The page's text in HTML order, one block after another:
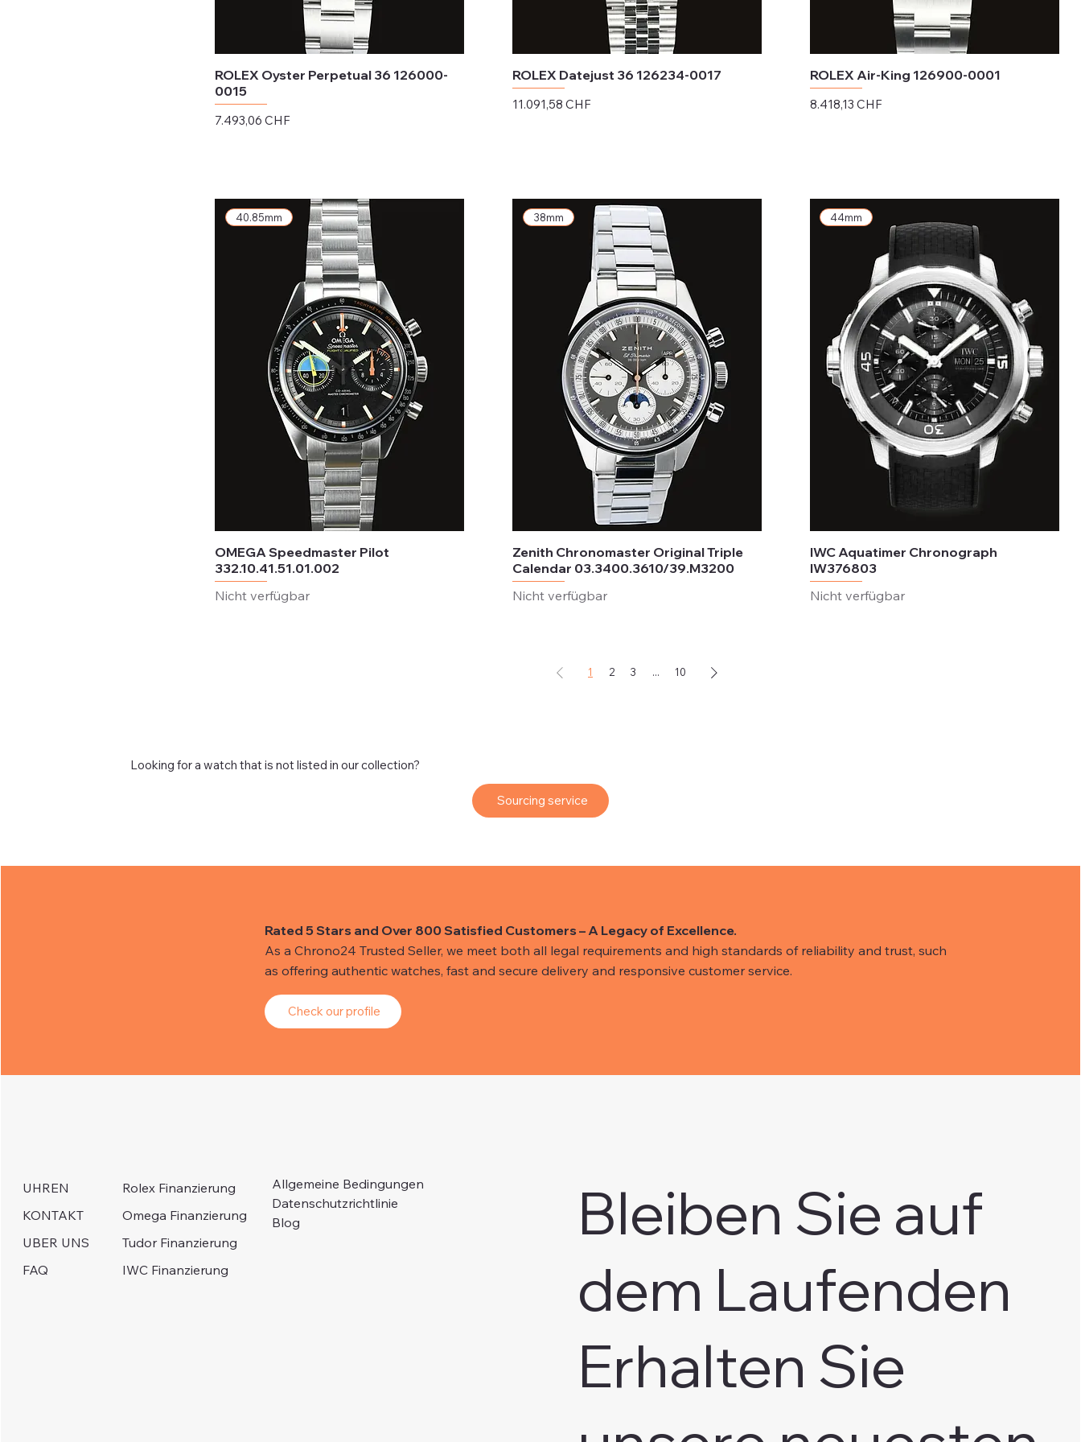
Looking for a watch that is not listed in our collection?
Sourcing service
ROLEX Oyster Perpetual 36 126000-
0015
Preis
7.493,06 CHF
ROLEX Datejust 36 126234-0017
Preis
11.091,58 CHF
ROLEX Air-King 126900-0001
Preis
8.418,13 CHF
40.85mm
OMEGA Speedmaster Pilot
332.10.41.51.01.002
Nicht verfügbar
38mm
Zenith Chronomaster Original Triple
Calendar 03.3400.3610/39.M3200
Nicht verfügbar
44mm
IWC Aquatimer Chronograph
IW376803
Nicht verfügbar
1 2 3 ... 10
Rated 5 Stars and Over 800 Satisfied Customers – A Legacy of Excellence.
As a Chrono24 Trusted Seller, we meet both all legal requirements and high standards of reliability and trust, such
as offering authentic watches, fast and secure delivery and responsive customer service.
Check our profile
UHREN
KONTAKT
UBER UNS
FAQ
Rolex Finanzierung
Omega Finanzierung
Tudor Finanzierung
IWC Finanzierung
Allgemeine Bedingungen
Datenschutzrichtlinie
Blog
Bleiben Sie auf
dem Laufenden
Erhalten Sie